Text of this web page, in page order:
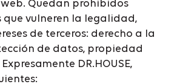
web. Quedan prohibidos
que vulneren la legalidad,
de terceros: derecho a la
de datos, propiedad
DR.HOUSE,